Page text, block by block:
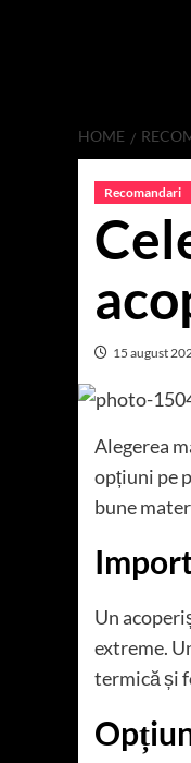
HOME
Recomandari
15 august
Alegerea
opțiuni pe
bune
Un
extreme.
termică și